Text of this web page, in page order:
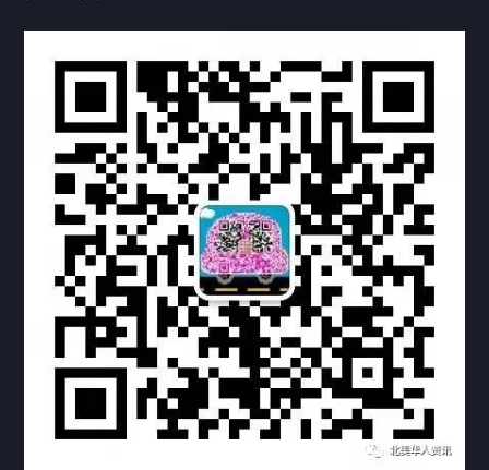
热门标签 TAG
机构链接
联系方式 关于我们
下载与支持
资料下载 视频中心
常见问题
购买流程 版权条款